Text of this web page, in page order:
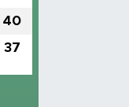
40
37